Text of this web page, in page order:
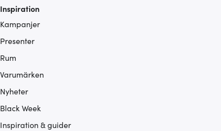
Inspiration
Kampanjer
Presenter
Rum
Varumärken
Nyheter
Black Week
Inspiration & guider